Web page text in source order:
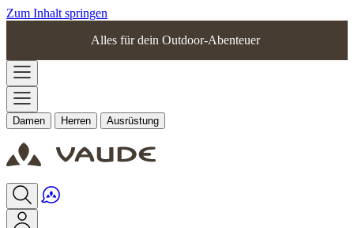
Zum Inhalt springen
Alles für dein Outdoor-Abenteuer
Damen Herren Ausrüstung